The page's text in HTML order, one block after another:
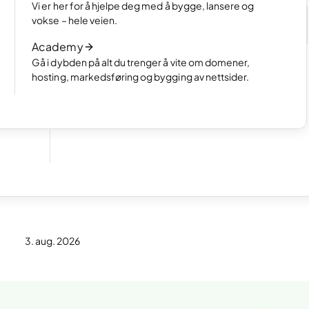
Vi er her for å hjelpe deg med å bygge, lansere og
vokse – hele veien.
Academy
Gå i dybden på alt du trenger å vite om domener,
hosting, markedsføring og bygging av nettsider.
Les artikkelen
Slik fungerer AI-basert nettsidebygging
Les artikkelen
3. aug. 2026